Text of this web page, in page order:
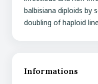
balbisiana diploids by
doubling of haploid
Informations